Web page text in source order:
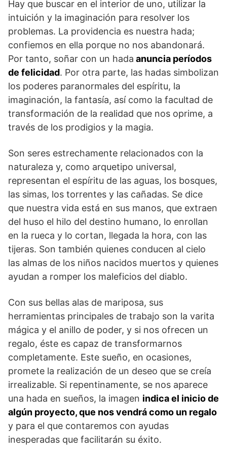
Hay que buscar en el interior de uno, utilizar la
intuición y la imaginación para resolver los
problemas. La providencia es nuestra hada;
confiemos en ella porque no nos abandonará.
Por tanto, soñar con un hada anuncia períodos
de felicidad. Por otra parte, las hadas simbolizan
los poderes paranormales del espíritu, la
imaginación, la fantasía, así como la facultad de
transformación de la realidad que nos oprime, a
través de los prodigios y la magia.
Son seres estrechamente relacionados con la
naturaleza y, como arquetipo universal,
representan el espíritu de las aguas, los bosques,
las simas, los torrentes y las cañadas. Se dice
que nuestra vida está en sus manos, que extraen
del huso el hilo del destino humano, lo enrollan
en la rueca y lo cortan, llegada la hora, con las
tijeras. Son también quienes conducen al cielo
las almas de los niños nacidos muertos y quienes
ayudan a romper los maleficios del diablo.
Con sus bellas alas de mariposa, sus
herramientas principales de trabajo son la varita
mágica y el anillo de poder, y si nos ofrecen un
regalo, éste es capaz de transformarnos
completamente. Este sueño, en ocasiones,
promete la realización de un deseo que se creía
irrealizable. Si repentinamente, se nos aparece
una hada en sueños, la imagen indica el inicio de
algún proyecto, que nos vendrá como un regalo
y para el que contaremos con ayudas
inesperadas que facilitarán su éxito.